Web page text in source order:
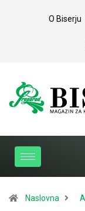
O Biserju
Naslovna